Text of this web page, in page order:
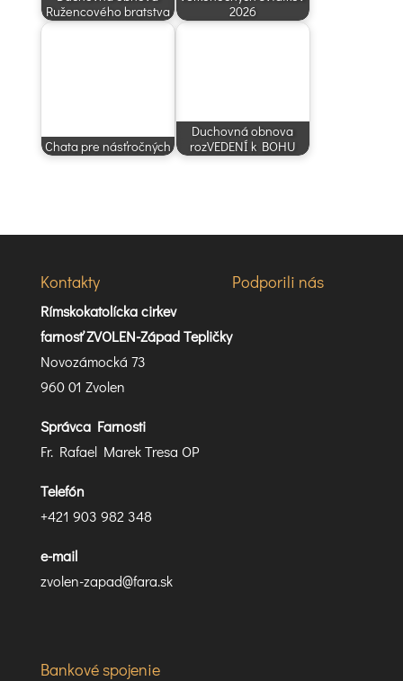
Ružencového bratstva
2026
Chata pre násťročných
Duchovná obnova
rozVEDENÍ k BOHU
Kontakty
Rímskokatolícka cirkev
farnosť ZVOLEN-Západ Tepličky
Novozámocká 73
960 01 Zvolen
Správca Farnosti
Fr. Rafael Marek Tresa OP
Telefón
+421 903 982 348
e-mail
zvolen-zapad@fara.sk
Podporili nás
Bankové spojenie